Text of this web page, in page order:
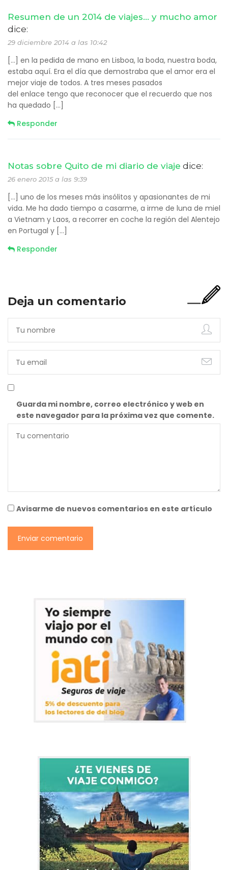
Resumen de un 2014 de viajes… y mucho amor
dice:
29 diciembre 2014 a las 10:42
[…] en la pedida de mano en Lisboa, la boda, nuestra boda,
estaba aquí. Era el día que demostraba que el amor era el
mejor viaje de todos. A tres meses pasados
del enlace tengo que reconocer que el recuerdo que nos
ha quedado […]
Responder
Notas sobre Quito de mi diario de viaje dice:
26 enero 2015 a las 9:39
[…] uno de los meses más insólitos y apasionantes de mi
vida. Me ha dado tiempo a casarme, a irme de luna de miel
a Vietnam y Laos, a recorrer en coche la región del Alentejo
en Portugal y […]
Responder
Deja un comentario
Guarda mi nombre, correo electrónico y web en
este navegador para la próxima vez que comente.
Avisarme de nuevos comentarios en este artículo